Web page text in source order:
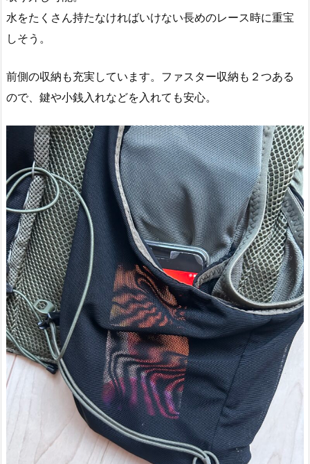
水をたくさん持たなければいけない長めのレース時に重宝
しそう。
前側の収納も充実しています。ファスター収納も２つある
ので、鍵や小銭入れなどを入れても安心。